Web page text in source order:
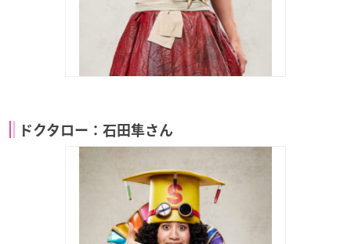
ドクタロー：石田隼さん